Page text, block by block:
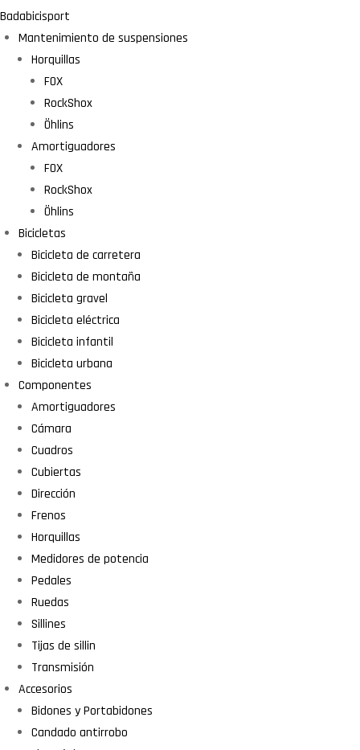
Badabicisport
Mantenimiento de suspensiones
Horquillas
FOX
RockShox
Öhlins
Amortiguadores
FOX
RockShox
Öhlins
Bicicletas
Bicicleta de carretera
Bicicleta de montaña
Bicicleta gravel
Bicicleta eléctrica
Bicicleta infantil
Bicicleta urbana
Componentes
Amortiguadores
Cámara
Cuadros
Cubiertas
Dirección
Frenos
Horquillas
Medidores de potencia
Pedales
Ruedas
Sillines
Tijas de sillin
Transmisión
Accesorios
Bidones y Portabidones
Candado antirrobo